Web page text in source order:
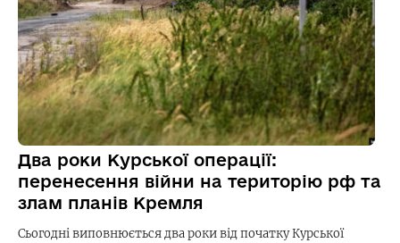
Два роки Курської операції:
перенесення війни на територію рф та
злам планів Кремля
Сьогодні виповнюється два роки від початку Курської